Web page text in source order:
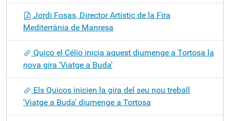
Jordi Fosas, Director Artístic de la Fira
Mediterrània de Manresa
Quico el Célio inicia aquest diumenge a Tortosa la
nova gira ‘Viatge a Buda’
Els Quicos inicien la gira del seu nou treball
'Viatge a Buda' diumenge a Tortosa